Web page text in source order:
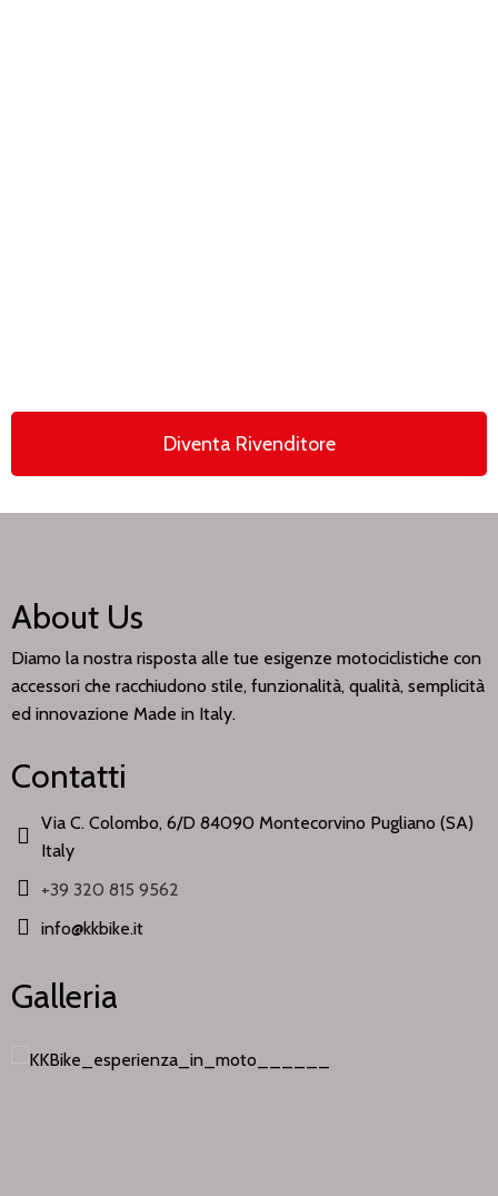
Diventa Rivenditore
About Us
Diamo la nostra risposta alle tue esigenze motociclistiche con
accessori che racchiudono stile, funzionalità, qualità, semplicità
ed innovazione Made in Italy.
Contatti
Via C. Colombo, 6/D 84090 Montecorvino Pugliano (SA)
Italy
+39 320 815 9562
info@kkbike.it
Galleria